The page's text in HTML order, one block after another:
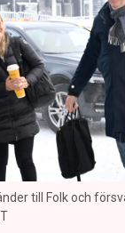
till Folk och